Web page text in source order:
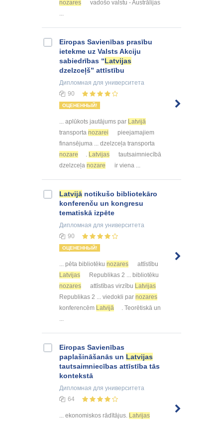
nozares
vadošo valstu - Austrālijas
...
Eiropas Savienības prasību
ietekme uz Valsts Akciju
sabiedrības “Latvijas
dzelzceļš” attīstību
Дипломная для университета
90
ОЦЕНЕННЫЙ!
... aplūkots jautājums par Latvijā
transporta nozarei
pieejamajiem
finansējuma ... dzelzceļa transporta
nozare
. Latvijas
tautsaimniecībā
dzelzceļa nozare ir viena ...
Latvijā notikušo bibliotekāro
konferenču un kongresu
tematiskā izpēte
Дипломная для университета
90
ОЦЕНЕННЫЙ!
... pēta bibliotēku nozares
attīstību
Latvijas
Republikas 2 ... bibliotēku
nozares
attīstības virzību Latvijas
Republikas 2 ... viedokli par nozares
konferencēm Latvijā
. Teorētiskā un
...
Eiropas Savienības
paplašināšanās un Latvijas
tautsaimniecības attīstība tās
kontekstā
Дипломная для университета
64
... ekonomiskos rādītājus. Latvijas